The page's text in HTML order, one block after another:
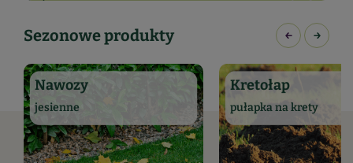
Sezonowe produkty
Nawozy
jesienne
Kretołap
pułapka na krety